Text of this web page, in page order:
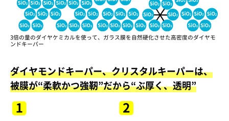
3倍の量のダイヤケミカルを使って、ガラス膜を自然硬化させた高密度のダイヤモ
ンドキーパー
ダイヤモンドキーパー、クリスタルキーパーは、
被膜が“柔軟かつ強靭”だから“ぶ厚く、透明”